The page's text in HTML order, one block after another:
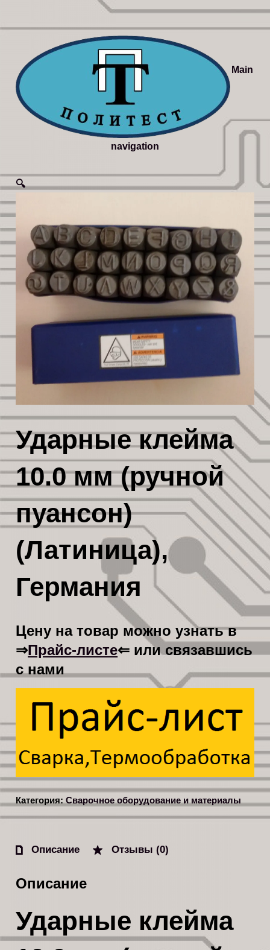
Main
navigation
🔍
Ударные клейма
10.0 мм (ручной
пуансон)
(Латиница),
Германия
Цену на товар можно узнать в
⇒Прайс-листе⇐ или связавшись
с нами
Категория:Сварочное оборудование и материалы
Описание Отзывы (0)
Описание
Ударные клейма